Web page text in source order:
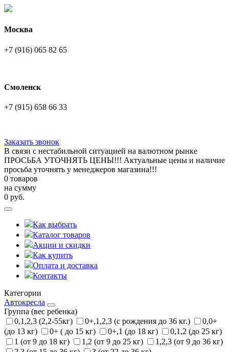
Москва
+7 (916) 065 82 65
Смоленск
+7 (915) 658 66 33
Заказать звонок
В связи с нестабильной ситуацией на валютном рынке
ПРОСЬБА УТОЧНЯТЬ ЦЕНЫ!!! Актуальные цены и наличие
просьба уточнять у менеджеров магазина!!!
0 товаров
на сумму
0 руб.
Как выбрать
Каталог товаров
Акции и скидки
Как купить
Оплата и доставка
Контакты
Категории
Автокресла
Группа (вес ребенка)
0,1,2,3 (2,2-55кг)
0+,1,2,3 (с рождения до 36 кг.)
0,0+
(до 13 кг)
0+ ( до 15 кг) 0+,1 (до 18 кг)
0,1,2 (до 25 кг)
1 (от 9 до 18 кг)
1,2 (от 9 до 25 кг)
1,2,3 (от 9 до 36 кг)